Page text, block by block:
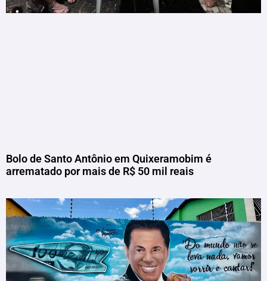
Bolo de Santo Antônio em Quixeramobim é
arrematado por mais de R$ 50 mil reais